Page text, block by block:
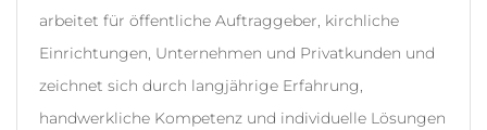
arbeitet für öffentliche Auftraggeber, kirchliche
Einrichtungen, Unternehmen und Privatkunden und
zeichnet sich durch langjährige Erfahrung,
handwerkliche Kompetenz und individuelle Lösungen